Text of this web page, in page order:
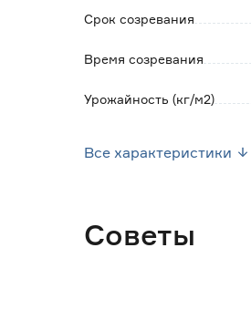
Срок созревания
Время созревания
Урожайность (кг/м2)
Все характеристики
Советы